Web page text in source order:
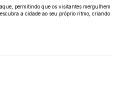
permitindo que os visitantes mergulhem
a cidade ao seu próprio ritmo, criando